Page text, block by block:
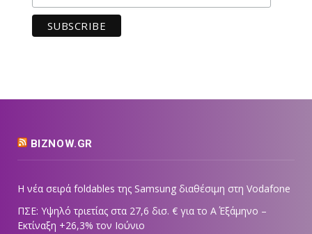
BIZNOW.GR
Η νέα σειρά foldables της Samsung διαθέσιμη στη Vodafone
ΠΣΕ: Υψηλό τριετίας στα 27,6 δισ. € για το Α΄ Εξάμηνο –
Εκτίναξη +26,3% τον Ιούνιο